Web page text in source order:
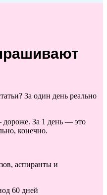
За один день реально
За 1 день — это
конечно.
аспиранты и
60 дней